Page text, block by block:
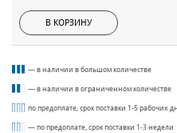
В КОРЗИНУ
— в наличии в большом количестве
— в наличии в ограниченном количестве
по предоплате, срок поставки 1-5 рабочих
— по предоплате, срок поставки 1-3 недели